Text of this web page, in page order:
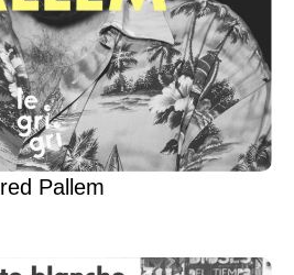
Pallem